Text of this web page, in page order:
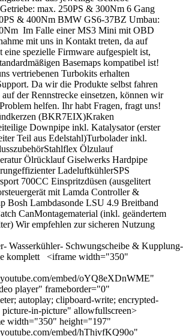
max. 250PS & 300Nm 6 Gang
& 400Nm BMW GS6-37BZ Umbau:
Im Falle einer MS3 Mini mit OBD
mit uns in Kontakt treten, da auf
eine spezielle Firmware aufgespielt ist,
Basemaps kompatibel ist!
vertriebenen Turbokits erhalten
Da wir die Produkte selbst fahren
der Rennstrecke einsetzen, können wir
helfen. Ihr habt Fragen, fragt uns!
(BKR7EIX)Kraken
Downpipe inkl. Katalysator (erster
Teil aus Edelstahl)Turbolader inkl.
Ölzulauf
Ölrücklauf Giselwerks Hardpipe
LadeluftkühlerSPS
700CC Einspritzdüsen (ausgelitert
mit Lamda Controller &
Bosh Lambdasonde LSU 4.9 Breitband
CanMontagematerial (inkl. geändertem
Wir empfehlen zur sicheren Nutzung
Wasserkühler- Schwungscheibe &
komplett <iframe width="350"
embed/oYQ8eXDnWME"
player" frameborder="0"
autoplay; clipboard-write; encrypted-
picture-in-picture" allowfullscreen>
width="350" height="197"
embed/hThjvfKQ90o"